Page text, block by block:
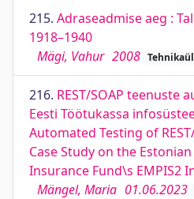
215. Adraseadmise aeg :
1918–1940
Mägi, Vahur 2008
216. REST/SOAP teenuste
Eesti Töötukassa
Automated Testing of
Case Study on the
Insurance Fund\s EMPIS2
Mängel, Maria 01.06.2023